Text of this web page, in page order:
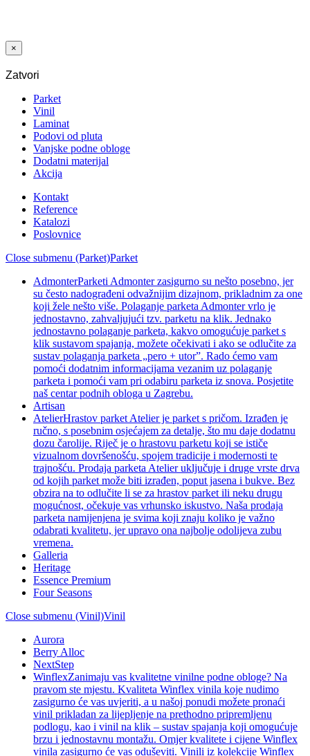
×
Zatvori
Parket
Vinil
Laminat
Podovi od pluta
Vanjske podne obloge
Dodatni materijal
Akcija
Kontakt
Reference
Katalozi
Poslovnice
Close submenu (Parket)Parket
AdmonterParketi Admonter zasigurno su nešto posebno, jer
su često nadograđeni odvažnijim dizajnom, prikladnim za one
koji žele nešto više. Polaganje parketa Admonter vrlo je
jednostavno, zahvaljujući tzv. parketu na klik. Jednako
jednostavno polaganje parketa, kakvo omogućuje parket s
klik sustavom spajanja, možete očekivati i ako se odlučite za
sustav polaganja parketa „pero + utor”. Rado ćemo vam
pomoći dodatnim informacijama vezanim uz polaganje
parketa i pomoći vam pri odabiru parketa iz snova. Posjetite
naš centar podnih obloga u Zagrebu.
Artisan
AtelierHrastov parket Atelier je parket s pričom. Izrađen je
ručno, s posebnim osjećajem za detalje, što mu daje dodatnu
dozu čarolije. Riječ je o hrastovu parketu koji se ističe
vizualnom dovršenošću, spojem tradicije i modernosti te
trajnošću. Prodaja parketa Atelier uključuje i druge vrste drva
od kojih parket može biti izrađen, poput jasena i bukve. Bez
obzira na to odlučite li se za hrastov parket ili neku drugu
mogućnost, očekuje vas vrhunsko iskustvo. Naša prodaja
parketa namijenjena je svima koji znaju koliko je važno
odabrati kvalitetu, jer upravo ona najbolje odolijeva zubu
vremena.
Galleria
Heritage
Essence Premium
Four Seasons
Close submenu (Vinil)Vinil
Aurora
Berry Alloc
NextStep
WinflexZanimaju vas kvalitetne vinilne podne obloge? Na
pravom ste mjestu. Kvaliteta Winflex vinila koje nudimo
zasigurno će vas uvjeriti, a u našoj ponudi možete pronaći
vinil prikladan za lijepljenje na prethodno pripremljenu
podlogu, kao i vinil na klik – sustav spajanja koji omogućuje
brzu i jednostavnu montažu. Omjer kvalitete i cijene Winflex
vinila zasigurno će vas oduševiti. Vinili iz kolekcije Winflex